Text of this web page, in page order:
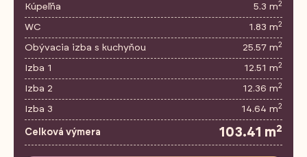
Kúpeľňa 5.3 m2
WC 1.83 m2
Obývacia izba s kuchyňou 25.57 m2
Izba 1 12.51 m2
Izba 2 12.36 m2
Izba 3 14.64 m2
Celková výmera 103.41 m2